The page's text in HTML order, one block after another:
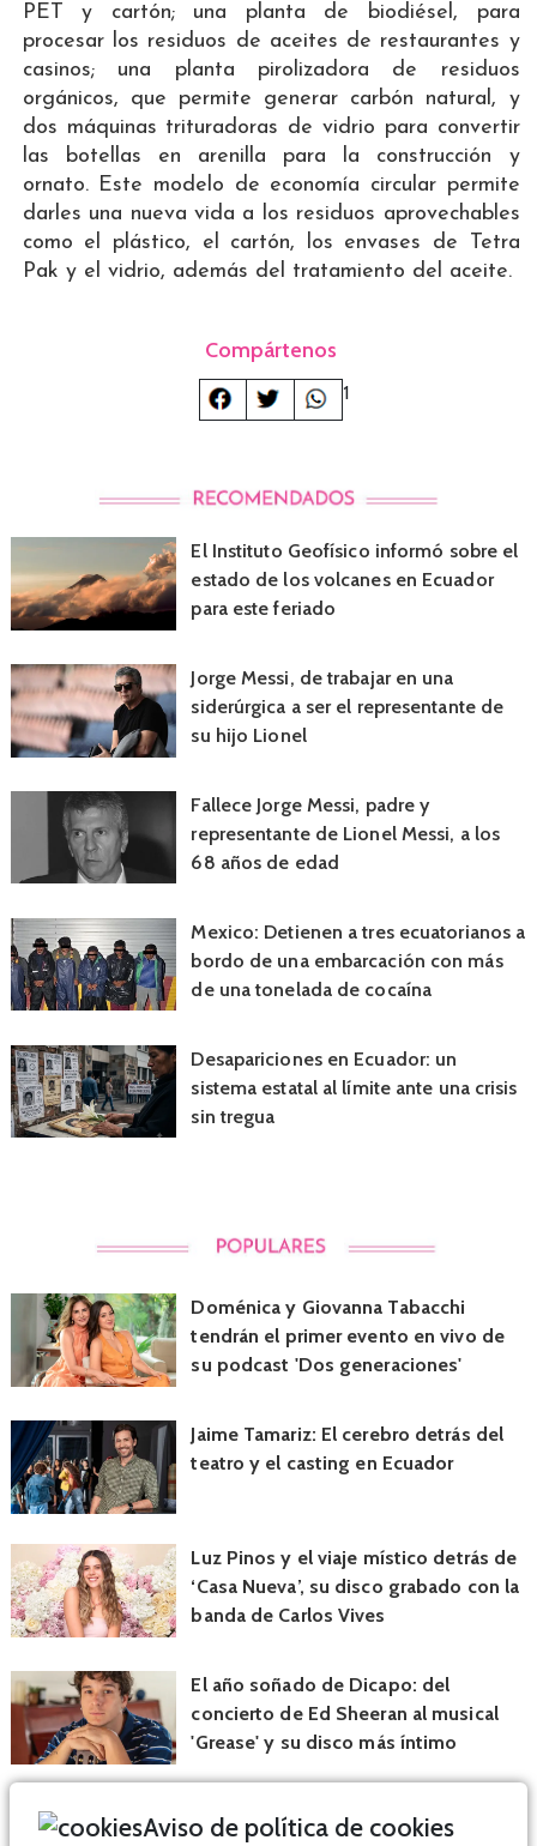
PET y cartón; una planta de biodiésel, para
procesar los residuos de aceites de restaurantes y
casinos; una planta pirolizadora de residuos
orgánicos, que permite generar carbón natural, y
dos máquinas trituradoras de vidrio para convertir
las botellas en arenilla para la construcción y
ornato. Este modelo de economía circular permite
darles una nueva vida a los residuos aprovechables
como el plástico, el cartón, los envases de Tetra
Pak y el vidrio, además del tratamiento del aceite.
Compártenos
1
El Instituto Geofísico informó sobre el
estado de los volcanes en Ecuador
para este feriado
Jorge Messi, de trabajar en una
siderúrgica a ser el representante de
su hijo Lionel
Fallece Jorge Messi, padre y
representante de Lionel Messi, a los
68 años de edad
Mexico: Detienen a tres ecuatorianos a
bordo de una embarcación con más
de una tonelada de cocaína
Desapariciones en Ecuador: un
sistema estatal al límite ante una crisis
sin tregua
Doménica y Giovanna Tabacchi
tendrán el primer evento en vivo de
su podcast 'Dos generaciones'
Jaime Tamariz: El cerebro detrás del
teatro y el casting en Ecuador
Luz Pinos y el viaje místico detrás de
‘Casa Nueva’, su disco grabado con la
banda de Carlos Vives
El año soñado de Dicapo: del
concierto de Ed Sheeran al musical
'Grease' y su disco más íntimo
Aviso de política de cookies